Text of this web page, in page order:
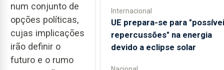
num conjunto de
opções políticas,
cujas implicações
irão definir o
futuro e o rumo
Internacional
UE prepara-se para
repercussões" na energia
devido a eclipse solar